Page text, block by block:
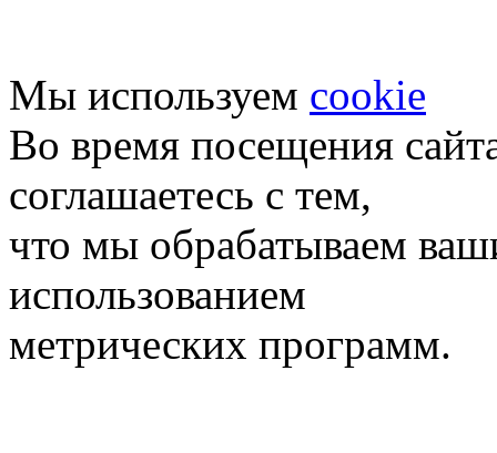
Мы используем cookie
Во время посещения
соглашаетесь с тем,
что мы обрабатываем
использованием
метрических программ.